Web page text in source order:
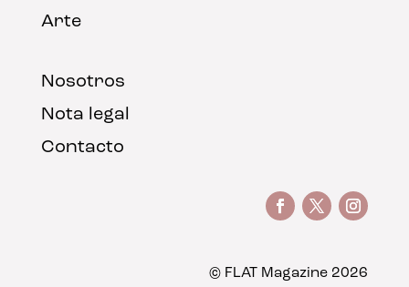
Arte
Nosotros
Nota legal
Contacto
© FLAT Magazine 2026